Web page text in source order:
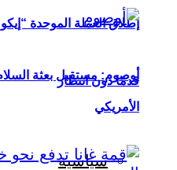
قدمًا دون انتظار
سياسية
أوصوم: مستقبل بعثة
الأمريكي